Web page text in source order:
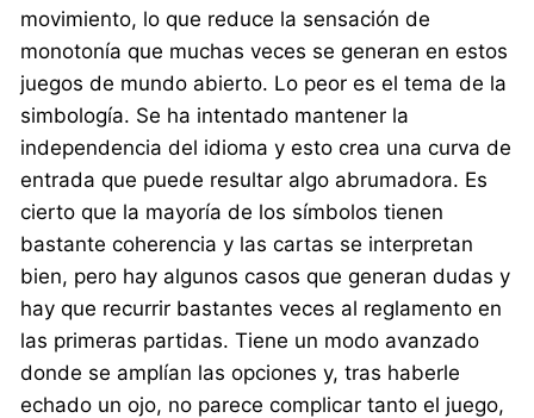
movimiento, lo que reduce la sensación de
monotonía que muchas veces se generan en estos
juegos de mundo abierto. Lo peor es el tema de la
simbología. Se ha intentado mantener la
independencia del idioma y esto crea una curva de
entrada que puede resultar algo abrumadora. Es
cierto que la mayoría de los símbolos tienen
bastante coherencia y las cartas se interpretan
bien, pero hay algunos casos que generan dudas y
hay que recurrir bastantes veces al reglamento en
las primeras partidas. Tiene un modo avanzado
donde se amplían las opciones y, tras haberle
echado un ojo, no parece complicar tanto el juego,